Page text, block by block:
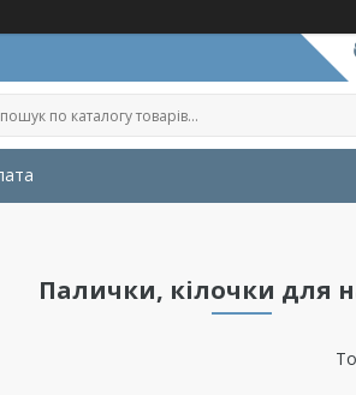
Палички, кілочки для